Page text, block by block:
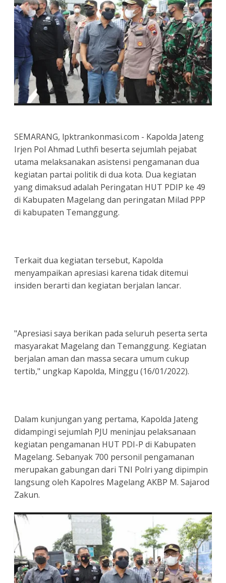
SEMARANG, lpktrankonmasi.com - Kapolda Jateng
Irjen Pol Ahmad Luthfi beserta sejumlah pejabat
utama melaksanakan asistensi pengamanan dua
kegiatan partai politik di dua kota. Dua kegiatan
yang dimaksud adalah Peringatan HUT PDIP ke 49
di Kabupaten Magelang dan peringatan Milad PPP
di kabupaten Temanggung.
Terkait dua kegiatan tersebut, Kapolda
menyampaikan apresiasi karena tidak ditemui
insiden berarti dan kegiatan berjalan lancar.
"Apresiasi saya berikan pada seluruh peserta serta
masyarakat Magelang dan Temanggung. Kegiatan
berjalan aman dan massa secara umum cukup
tertib," ungkap Kapolda, Minggu (16/01/2022).
Dalam kunjungan yang pertama, Kapolda Jateng
didampingi sejumlah PJU meninjau pelaksanaan
kegiatan pengamanan HUT PDI-P di Kabupaten
Magelang. Sebanyak 700 personil pengamanan
merupakan gabungan dari TNI Polri yang dipimpin
langsung oleh Kapolres Magelang AKBP M. Sajarod
Zakun.